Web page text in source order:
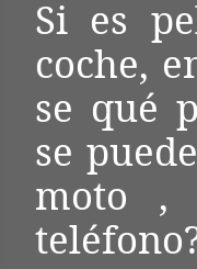
Si es
coche,
se qué
se
moto ,